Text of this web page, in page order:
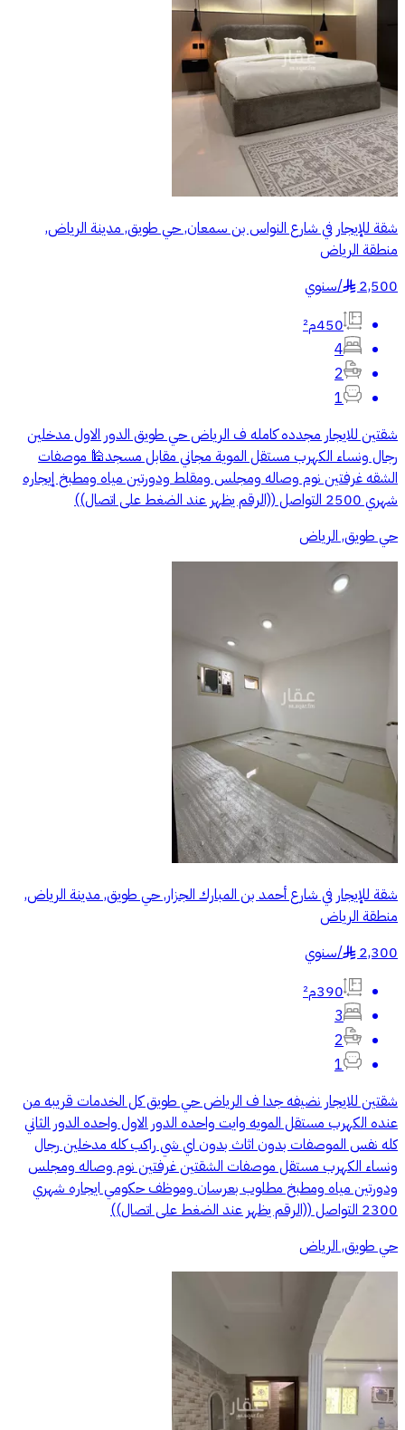
شقة للإيجار في شارع النواس بن سمعان, حي طويق, مدينة الرياض,
منطقة الرياض
2,500
§
/سنوي
450م²
4
2
1
شقتين للايجار مجدده كامله ف الرياض حي طويق الدور الاول مدخلين
رجال ونساء الكهرب مستقل الموية مجاني مقابل مسجد🕌 موصفات
الشقه غرفتين نوم وصاله ومجلس ومقلط ودورتين مياه ومطبخ إيجاره
شهري 2500 التواصل ((الرقم يظهر عند الضغط على اتصال))
حي طويق, الرياض
شقة للإيجار في شارع أحمد بن المبارك الجزار, حي طويق, مدينة الرياض,
منطقة الرياض
2,300
§
/سنوي
390م²
3
2
1
شقتين للايجار نضيفه جدا ف الرياض حي طويق كل الخدمات قريبه من
عنده الكهرب مستقل المويه وايت واحده الدور الاول واحده الدور الثاني
كله نفس الموصفات بدون اثاث بدون اي شي راكب كله مدخلين رجال
ونساء الكهرب مستقل موصفات الشقتين غرفتين نوم وصاله ومجلس
ودورتين مياه ومطبخ مطلوب بعرسان وموظف حكومي ايجاره شهري
2300 التواصل ((الرقم يظهر عند الضغط على اتصال))
حي طويق, الرياض